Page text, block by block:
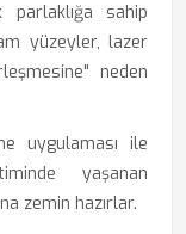
parlaklığa sahip
yüzeyler, lazer
neden
uygulaması ile
yaşanan
zemin hazırlar.